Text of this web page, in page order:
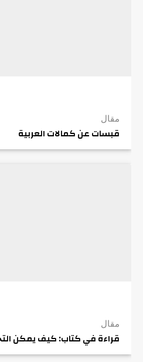
مقال
قبسات عن كمالات العربية
مقال
قراءة في كتاب: كيف يمكن